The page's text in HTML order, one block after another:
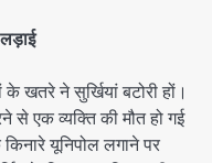
खतरे ने सुर्खियां बटोरी हों।
से एक व्यक्ति की मौत हो गई
यूनिपोल लगाने पर